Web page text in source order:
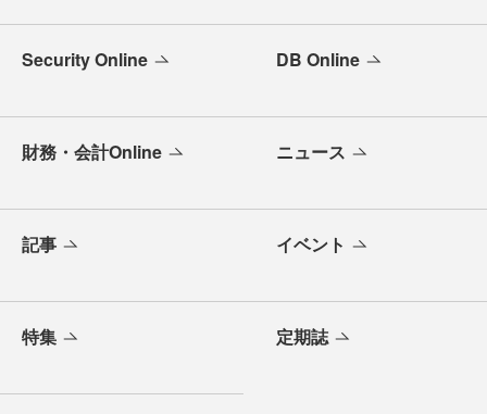
Security Online DB Online
財務・会計Online ニュース
記事 イベント
特集 定期誌